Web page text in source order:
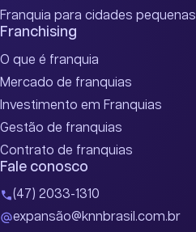
Franquia para cidades pequenas
Franchising
O que é franquia
Mercado de franquias
Investimento em Franquias
Gestão de franquias
Contrato de franquias
Fale conosco
(47) 2033-1310
expansão@knnbrasil.com.br